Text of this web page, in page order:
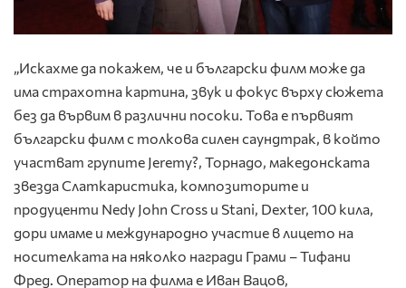
„Искахме да покажем, че и български филм може да
има страхотна картина, звук и фокус върху сюжета
без да вървим в различни посоки. Това е първият
български филм с толкова силен саундтрак, в който
участват групите Jeremy?, Торнадо, македонската
звезда Слаткаристика, композиторите и
продуценти Nedy John Cross и Stani, Dexter, 100 кила,
дори имаме и международно участие в лицето на
носителката на няколко награди Грами – Тифани
Фред. Оператор на филма е Иван Вацов,